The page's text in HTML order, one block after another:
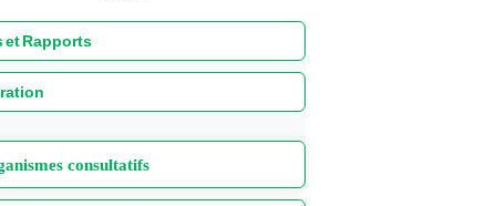
et Rapports
consultatifs